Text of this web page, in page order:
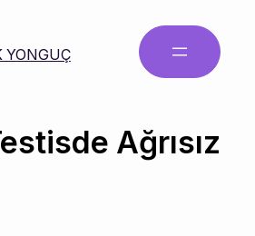
YONGUÇ
Ağrısız